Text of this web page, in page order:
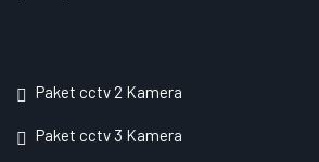
Paket cctv 2 Kamera
Paket cctv 3 Kamera